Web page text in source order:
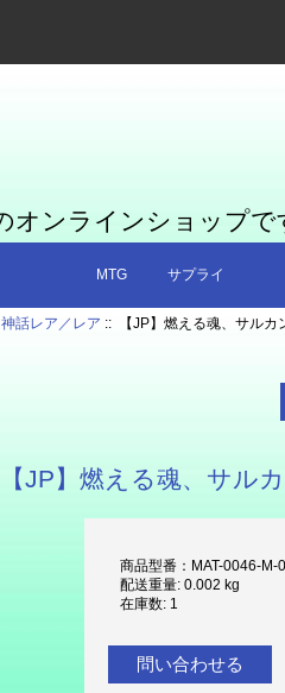
ンラインショップで
MTG サプライ
神話レア／レア :: 【JP】燃える魂、サルカ
【JP】燃える魂、サル
商品型番：MAT-0046-M-
配送重量: 0.002 kg
在庫数: 1
問い合わせる